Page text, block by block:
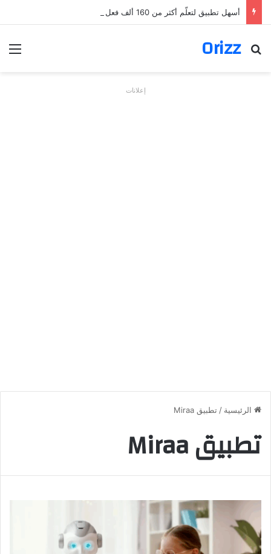
أسهل تطبيق لتعلّم أكثر من 160 ألف فعل بالألمانية
Orizz
بحث عن
إعلانات
الرئيسية / تطبيق Miraa
تطبيق Miraa